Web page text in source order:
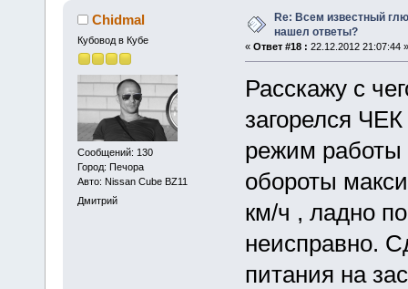
Chidmal
Кубовод в Кубе
Сообщений: 130
Город: Печора
Авто: Nissan Cube BZ11
Дмитрий
Re: Всем известный
нашел ответы?
« Ответ #18 : 22.12.2012 21:07:44 »
Расскажу с
загорелся
режим
обороты
км/ч , ладно
неисправно.
питания на